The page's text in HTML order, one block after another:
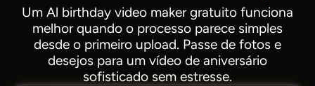
Um Al birthday video maker gratuito funciona
melhor quando o processo parece simples
desde o primeiro upload. Passe de fotos e
desejos para um vídeo de aniversário
sofisticado sem estresse.